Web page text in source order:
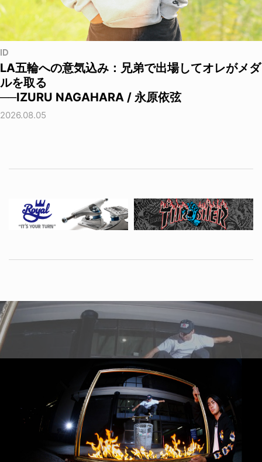
ID
LA五輪への意気込み：兄弟で出場してオレがメダ
ルを取る
──IZURU NAGAHARA / 永原依弦
2026.08.05